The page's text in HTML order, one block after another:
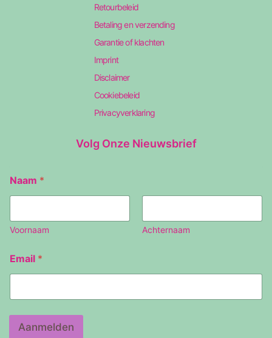
Retourbeleid
Betaling en verzending
Garantie of klachten
Imprint
Disclaimer
Cookiebeleid
Privacyverklaring
Volg Onze Nieuwsbrief
Naam *
Voornaam Achternaam
a
a
E
a
Email *
Aanmelden